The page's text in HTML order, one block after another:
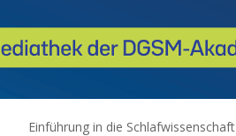
Einführung in die Schlafwissenschaft